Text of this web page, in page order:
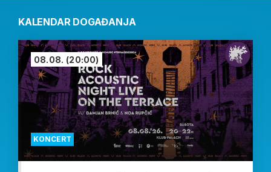
KALENDAR DOGAĐANJA
KONCERT
08.08. (20:00)